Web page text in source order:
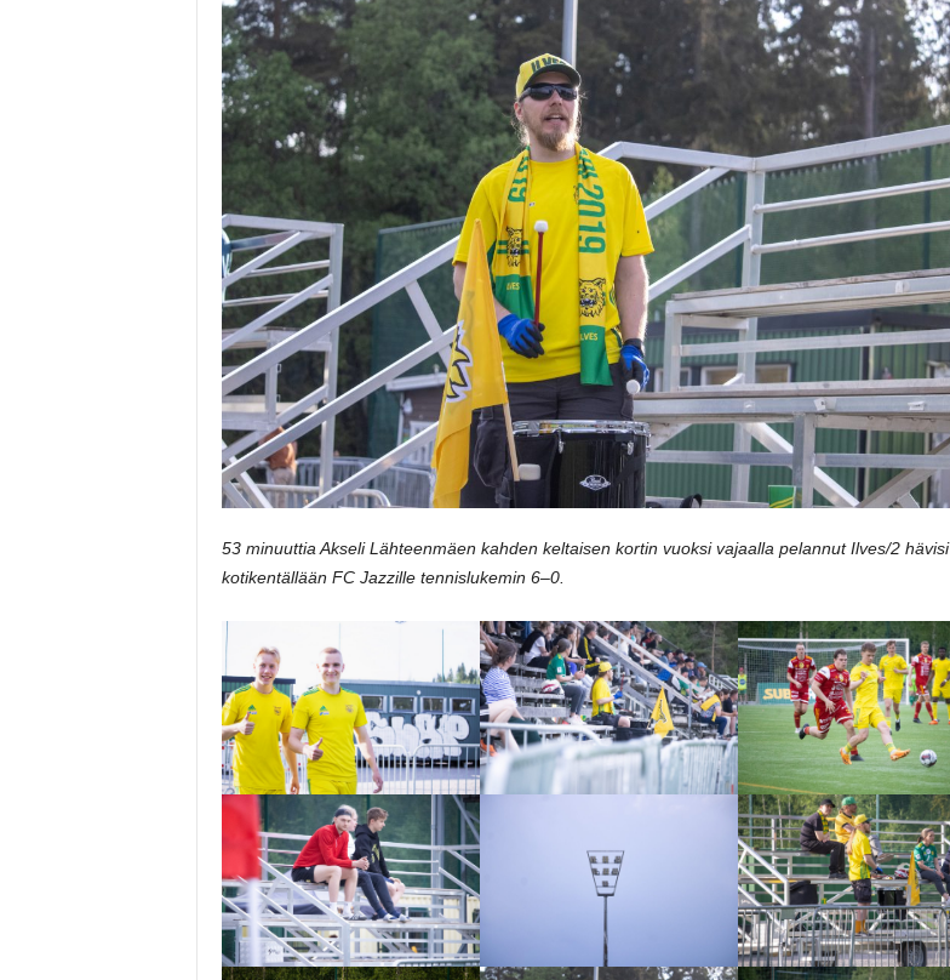
53 minuuttia Akseli Lähteenmäen kahden keltaisen kortin vuoksi vajaalla pelannut Ilves/2 hävisi
kotikentällään FC Jazzille tennislukemin 6–0.